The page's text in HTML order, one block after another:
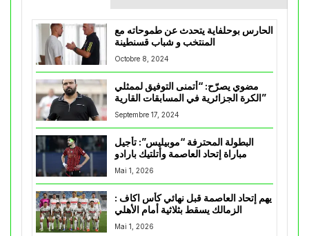
الحارس بوحلفاية يتحدث عن طموحاته مع
المنتخب و شباب قسنطينة
Octobre 8, 2024
مضوي يصرّح: “أتمنى التوفيق لممثلي
الكرة الجزائرية في المسابقات القارية”
Septembre 17, 2024
البطولة المحترفة “موبيليس”: تأجيل
مباراة إتحاد العاصمة وأتلتيك بارادو
Mai 1, 2026
يهم إتحاد العاصمة قبل نهائي كأس اكاف :
Mai 1, 2026